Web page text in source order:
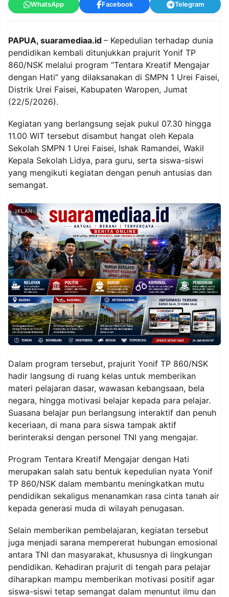
WhatsApp Facebook Telegram
PAPUA, suaramediaa.id – Kepedulian terhadap dunia
pendidikan kembali ditunjukkan prajurit Yonif TP
860/NSK melalui program “Tentara Kreatif Mengajar
dengan Hati” yang dilaksanakan di SMPN 1 Urei Faisei,
Distrik Urei Faisei, Kabupaten Waropen, Jumat
(22/5/2026).
Kegiatan yang berlangsung sejak pukul 07.30 hingga
11.00 WIT tersebut disambut hangat oleh Kepala
Sekolah SMPN 1 Urei Faisei, Ishak Ramandei, Wakil
Kepala Sekolah Lidya, para guru, serta siswa-siswi
yang mengikuti kegiatan dengan penuh antusias dan
semangat.
IKLAN
Dalam program tersebut, prajurit Yonif TP 860/NSK
hadir langsung di ruang kelas untuk memberikan
materi pelajaran dasar, wawasan kebangsaan, bela
negara, hingga motivasi belajar kepada para pelajar.
Suasana belajar pun berlangsung interaktif dan penuh
keceriaan, di mana para siswa tampak aktif
berinteraksi dengan personel TNI yang mengajar.
Program Tentara Kreatif Mengajar dengan Hati
merupakan salah satu bentuk kepedulian nyata Yonif
TP 860/NSK dalam membantu meningkatkan mutu
pendidikan sekaligus menanamkan rasa cinta tanah air
kepada generasi muda di wilayah penugasan.
Selain memberikan pembelajaran, kegiatan tersebut
juga menjadi sarana mempererat hubungan emosional
antara TNI dan masyarakat, khususnya di lingkungan
pendidikan. Kehadiran prajurit di tengah para pelajar
diharapkan mampu memberikan motivasi positif agar
siswa-siswi tetap semangat dalam menuntut ilmu dan